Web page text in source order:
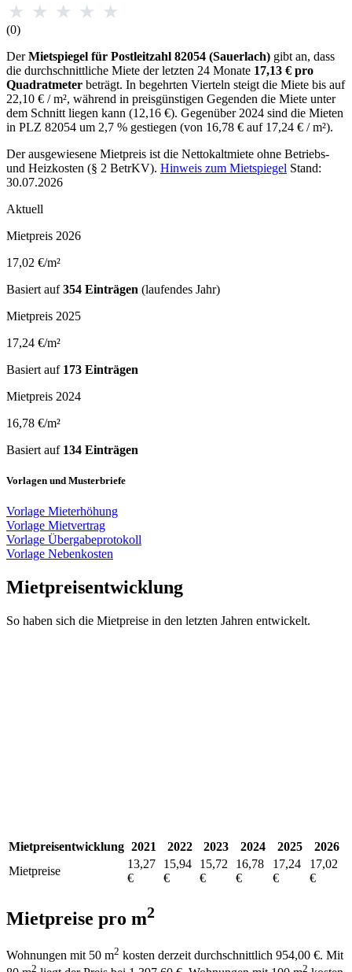
★ ★ ★ ★ ★
(0)
DerMietspiegel für Postleitzahl 82054 (Sauerlach) gibt an, dass
die durchschnittliche Miete der letzten 24 Monate 17,13 € pro
Quadratmeter beträgt. In begehrten Vierteln steigt die Miete bis auf
22,10 € / m², während in preisgünstigen Gegenden die Miete unter
dem Schnitt liegen kann (12,16 €). Gegenüber 2024 sind die Mieten
in PLZ 82054 um 2,7 % gestiegen (von 16,78 € auf 17,24 € / m²).
Der ausgewiesene Mietpreis ist die Nettokaltmiete ohne Betriebs-
und Heizkosten (§ 2 BetrKV). Hinweis zum Mietspiegel Stand:
30.07.2026
Aktuell
Mietpreis 2026
17,02 €/m²
Basiert auf354 Einträgen (laufendes Jahr)
Mietpreis 2025
17,24 €/m²
Basiert auf 173 Einträgen
Mietpreis 2024
16,78 €/m²
Basiert auf 134 Einträgen
Vorlagen und Musterbriefe
Vorlage Mieterhöhung
Vorlage Mietvertrag
Vorlage Übergabeprotokoll
Vorlage Nebenkosten
Mietpreisentwicklung
So haben sich die Mietpreise in den letzten Jahren entwickelt.
Mietpreisentwicklung 2021 2022 2023 2024 2025
2026
Mietpreise
13,27
€
15,94
€
15,72
€
16,78
€
17,24
€
17,02
€
Mietpreise pro m2
Wohnungen mit 50 m2 kosten derzeit durchschnittlich 954,00 €. Mit
2 2